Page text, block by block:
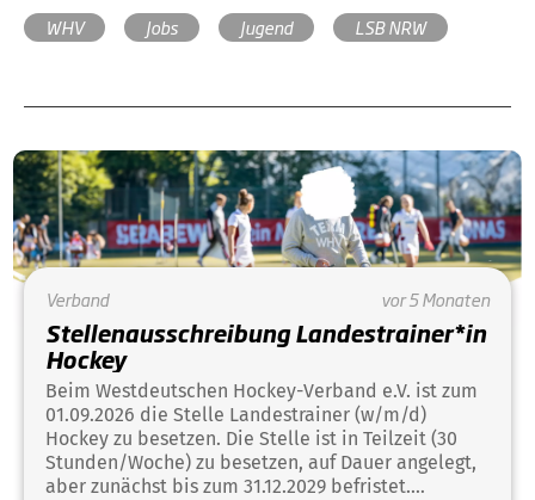
WHV Jobs Jugend LSB NRW
Verband vor 5 Monaten
Stellenausschreibung Landestrainer*in
Hockey
Beim Westdeutschen Hockey-Verband e.V. ist zum
01.09.2026 die Stelle Landestrainer (w/m/d)
Hockey zu besetzen. Die Stelle ist in Teilzeit (30
Stunden/Woche) zu besetzen, auf Dauer angelegt,
aber zunächst bis zum 31.12.2029 befristet.